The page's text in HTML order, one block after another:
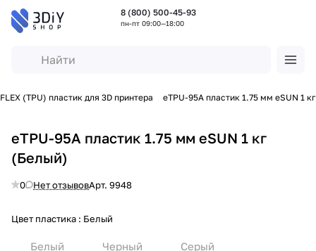
8 (800) 500-45-93
пн-пт 09:00—18:00
FLEX (TPU) пластик для 3D принтера eTPU-95A пластик 1.75 мм eSUN 1 кг
eTPU-95A пластик 1.75 мм eSUN 1 кг
(Белый)
0 Нет отзывовАрт. 9948
Цвет пластика : Белый
Белый Черный Серый